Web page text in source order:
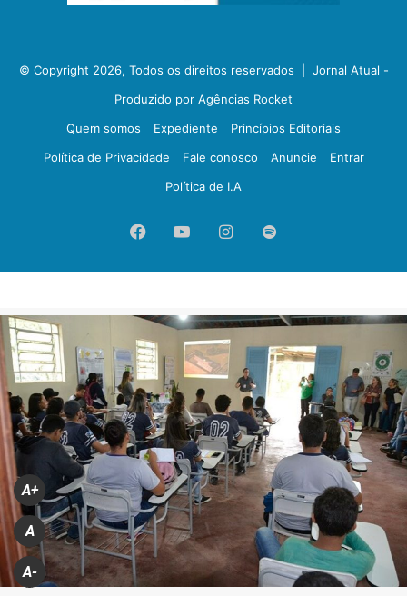
© Copyright 2026, Todos os direitos reservados | Jornal Atual -
Produzido por Agências Rocket
Quem somos
Expediente
Princípios Editoriais
Política de Privacidade
Fale conosco Anuncie
Entrar
Política de I.A
FacebookYouTubeInstagram
Spotify
A+
A
A-